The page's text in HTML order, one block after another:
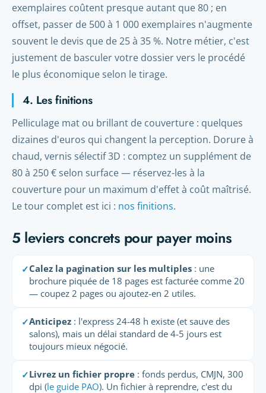
exemplaires coûtent presque autant que 80 ; en
offset, passer de 500 à 1 000 exemplaires n'augmente
souvent le devis que de 25 à 35 %. Notre métier, c'est
justement de basculer votre dossier vers le procédé
le plus économique selon le tirage.
4. Les finitions
Pelliculage mat ou brillant de couverture : quelques
dizaines d'euros qui changent la perception. Dorure à
chaud, vernis sélectif 3D : comptez un supplément de
80 à 250 € selon surface — réservez-les à la
couverture pour un maximum d'effet à coût maîtrisé.
Le tour complet est ici : nos finitions.
5 leviers concrets pour payer moins
✓Calez la pagination sur les multiples : une
brochure piquée de 18 pages est facturée comme 20
— coupez 2 pages ou ajoutez-en 2 utiles.
✓Anticipez : l'express 24-48 h existe (et sauve des
salons), mais un délai standard de 4-5 jours est
toujours mieux négocié.
✓Livrez un fichier propre : fonds perdus, CMJN, 300
dpi (le guide PAO). Un fichier à reprendre, c'est du